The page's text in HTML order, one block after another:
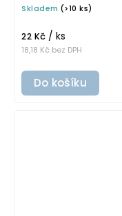
samolepka na
Skladem (>10 ks)
18,18 Kč bez DPH
22 Kč / ks
Do košíku